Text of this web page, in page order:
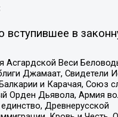
вступившее в
Веси
Джамаат, Свидетели
и Карачая, Союз
Орден Дьявола, Армия
Древнерусской